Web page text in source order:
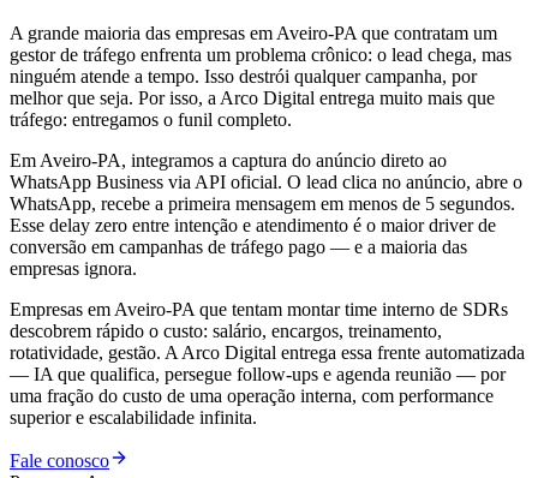
A grande maioria das empresas em Aveiro-PA que contratam um
gestor de tráfego enfrenta um problema crônico: o lead chega, mas
ninguém atende a tempo. Isso destrói qualquer campanha, por
melhor que seja. Por isso, a Arco Digital entrega muito mais que
tráfego: entregamos o funil completo.
Em Aveiro-PA, integramos a captura do anúncio direto ao
WhatsApp Business via API oficial. O lead clica no anúncio, abre o
WhatsApp, recebe a primeira mensagem em menos de 5 segundos.
Esse delay zero entre intenção e atendimento é o maior driver de
conversão em campanhas de tráfego pago — e a maioria das
empresas ignora.
Empresas em Aveiro-PA que tentam montar time interno de SDRs
descobrem rápido o custo: salário, encargos, treinamento,
rotatividade, gestão. A Arco Digital entrega essa frente automatizada
— IA que qualifica, persegue follow-ups e agenda reunião — por
uma fração do custo de uma operação interna, com performance
superior e escalabilidade infinita.
Fale conosco